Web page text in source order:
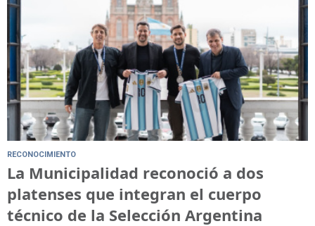
RECONOCIMIENTO
La Municipalidad reconoció a dos
platenses que integran el cuerpo
técnico de la Selección Argentina